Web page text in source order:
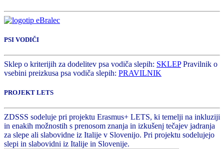
PSI VODIČI
Sklep o kriterijih za dodelitev psa vodiča slepih: SKLEPPravilnik o
vsebini preizkusa psa vodiča slepih: PRAVILNIK
PROJEKT LETS
ZDSSS sodeluje pri projektu Erasmus+ LETS, ki temelji na inkluziji
in enakih možnostih s prenosom znanja in izkušenj tečajev jadranja
za slepe ali slabovidne iz Italije v Slovenijo. Pri projektu sodelujejo
slepi in slabovidni iz Italije in Slovenije.